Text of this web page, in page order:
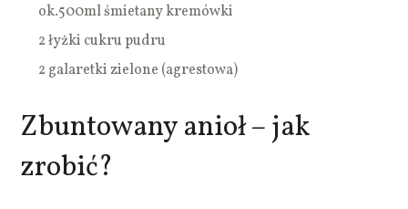
ok.500ml śmietany kremówki
2 łyżki cukru pudru
2 galaretki zielone (agrestowa)
Zbuntowany anioł – jak
zrobić?